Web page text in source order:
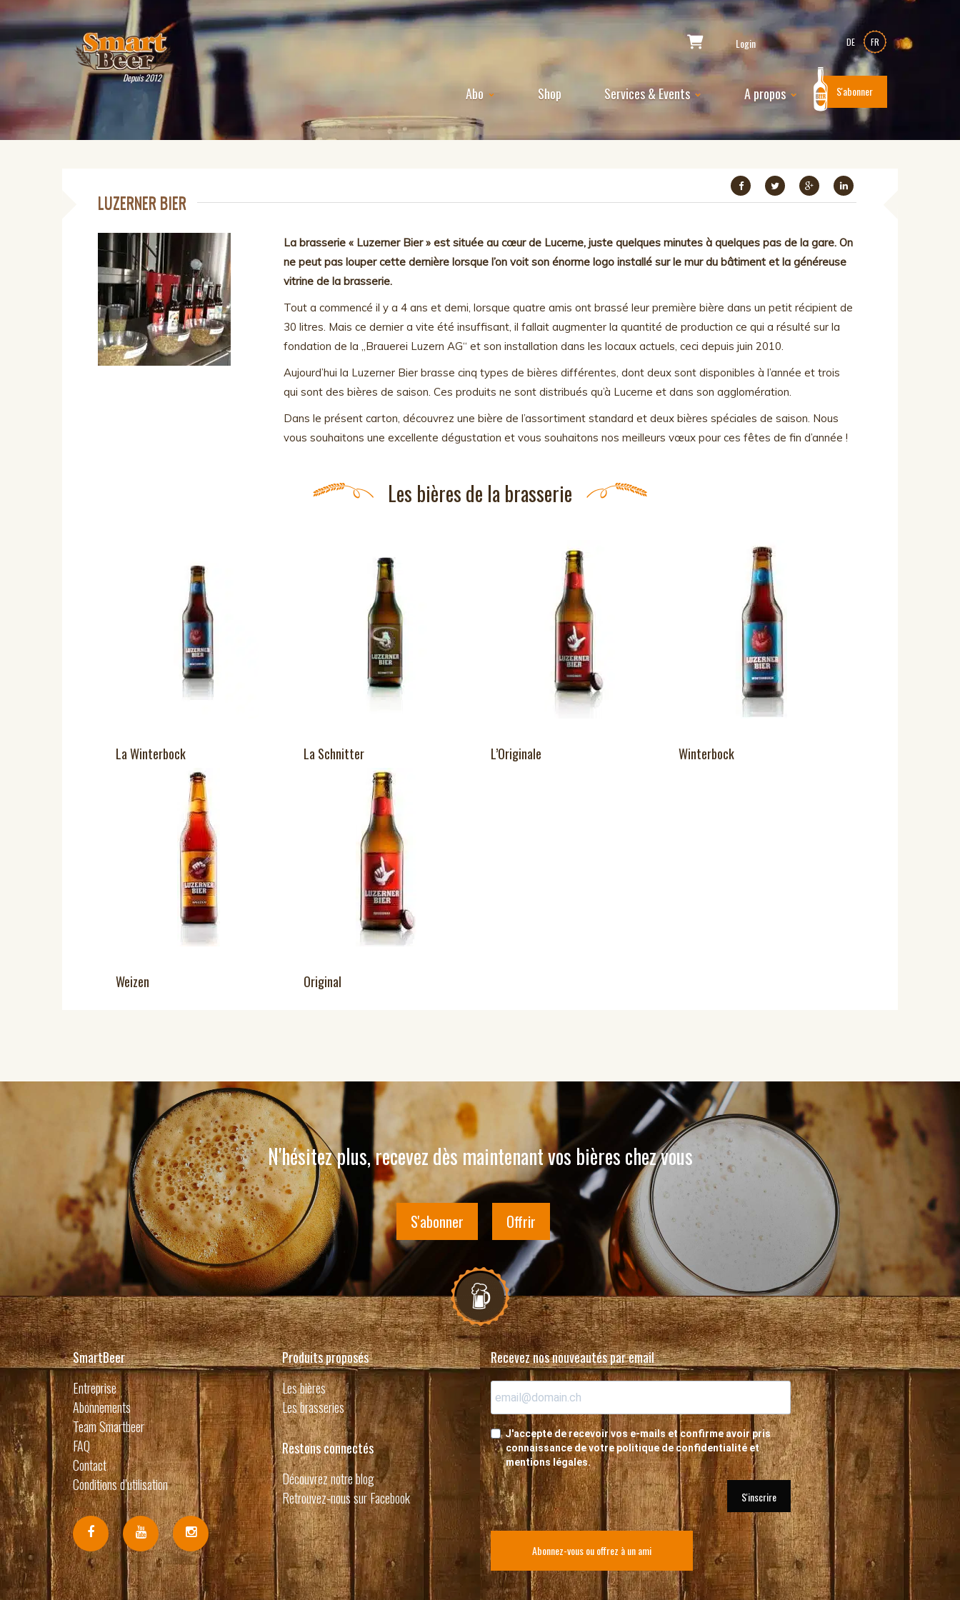
Depuis 2012
Login DE FR
Abo Shop Services & Events A propos S'abonner
LUZERNER BIER
La brasserie « Luzerner Bier » est située au cœur de Lucerne, juste quelques minutes à quelques pas de la gare. On
ne peut pas louper cette dernière lorsque l’on voit son énorme logo installé sur le mur du bâtiment et la généreuse
vitrine de la brasserie.
Tout a commencé il y a 4 ans et demi, lorsque quatre amis ont brassé leur première bière dans un petit récipient de
30 litres. Mais ce dernier a vite été insuffisant, il fallait augmenter la quantité de production ce qui a résulté sur la
fondation de la „Brauerei Luzern AG“ et son installation dans les locaux actuels, ceci depuis juin 2010.
Aujourd’hui la Luzerner Bier brasse cinq types de bières différentes, dont deux sont disponibles à l’année et trois
qui sont des bières de saison. Ces produits ne sont distribués qu’à Lucerne et dans son agglomération.
Dans le présent carton, découvrez une bière de l’assortiment standard et deux bières spéciales de saison. Nous
vous souhaitons une excellente dégustation et vous souhaitons nos meilleurs vœux pour ces fêtes de fin d’année !
Les bières de la brasserie
La Winterbock La Schnitter L’Originale Winterbock
Weizen Original
N'hésitez plus, recevez dès maintenant vos bières chez vous
S'abonner Offrir
SmartBeer
Entreprise
Abonnements
Team Smartbeer
FAQ
Contact
Conditions d’utilisation
Produits proposés
Les bières
Les brasseries
Restons connectés
Découvrez notre blog
Retrouvez-nous sur Facebook
Recevez nos nouveautés par email
J'accepte de recevoir vos e-mails et confirme avoir pris
connaissance de votre politique de confidentialité et
mentions légales.
S'inscrire
Abonnez-vous ou offrez à un ami